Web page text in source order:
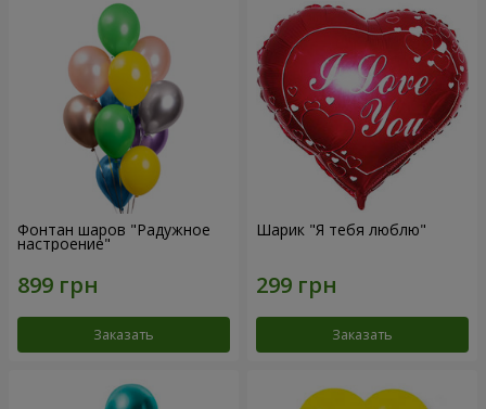
Фонтан шаров "Радужное
настроение"
Заказать
Шарик "Я тебя люблю"
Заказать